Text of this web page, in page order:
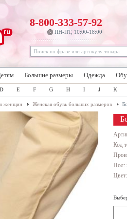
8-800-333-57-92
ПН-ПТ, 10:00-18:00
Большие размеры Одежда
D E F G H I J K
женщин Женская обувь больших размеров
Код
Пол: